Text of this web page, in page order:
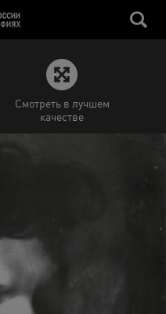
Смотреть в лучшем
качестве